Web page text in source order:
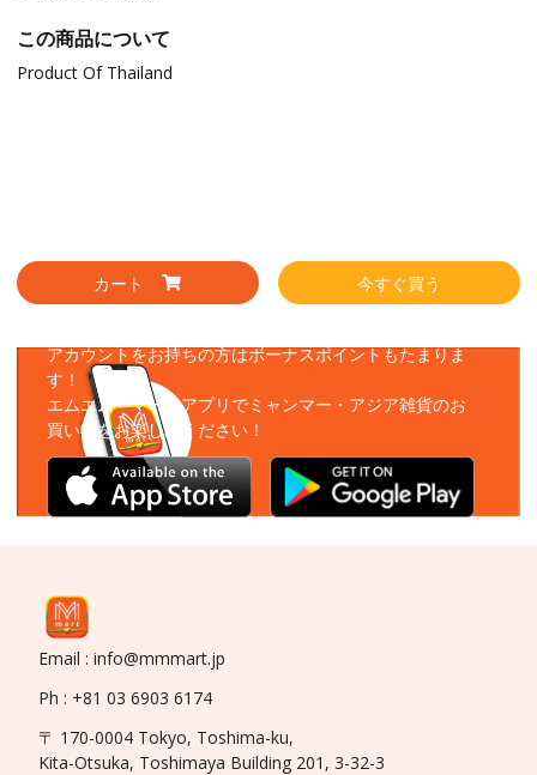
この商品について
Product Of Thailand
カート 今すぐ買う
アカウントをお持ちの方はボーナスポイントもたまりま
す！
エムエムーマートアプリでミャンマー・アジア雑貨のお
買い物をお楽しみください！
Email : info@mmmart.jp
Ph : +81 03 6903 6174
〒 170-0004 Tokyo, Toshima-ku,
Kita-Otsuka, Toshimaya Building 201, 3-32-3